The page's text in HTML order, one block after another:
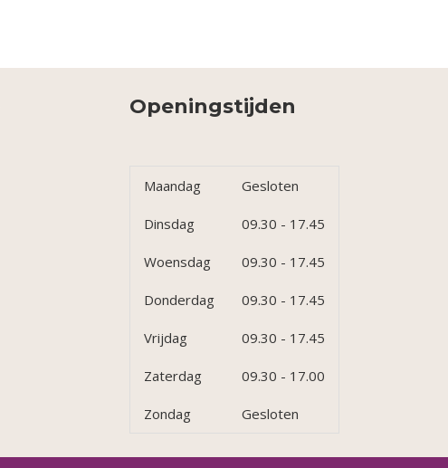
Openingstijden
Maandag Gesloten
Dinsdag 09.30 - 17.45
Woensdag 09.30 - 17.45
Donderdag 09.30 - 17.45
Vrijdag 09.30 - 17.45
Zaterdag 09.30 - 17.00
Zondag Gesloten